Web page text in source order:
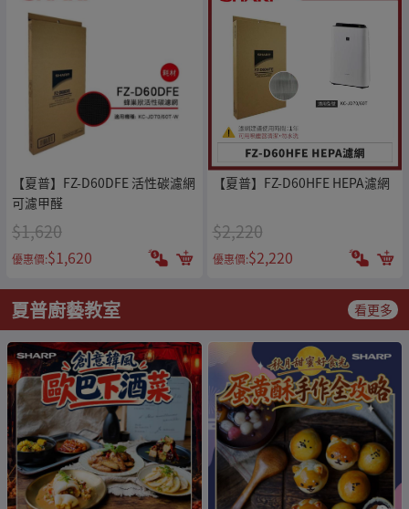
【夏普】FZ-D60DFE 活性碳濾網
可濾甲醛
$1,620
優惠價:$1,620
【夏普】FZ-D60HFE HEPA濾網
$2,220
優惠價:$2,220
夏普廚藝教室 看更多